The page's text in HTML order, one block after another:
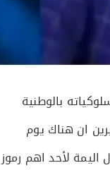
بالوطنية
ان هناك يوم
لأحد اهم رموز